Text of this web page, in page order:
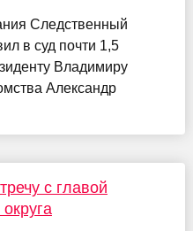
Следственный
в суд почти 1,5
Владимиру
Александр
с главой